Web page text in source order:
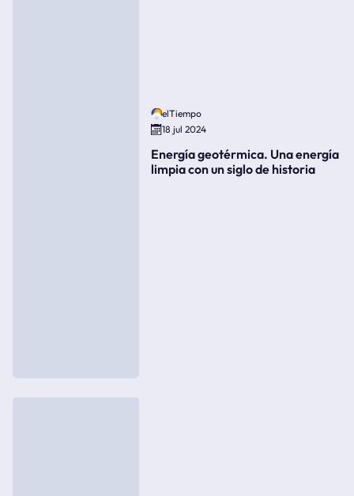
elTiempo
18 jul 2024
Energía geotérmica. Una energía
limpia con un siglo de historia